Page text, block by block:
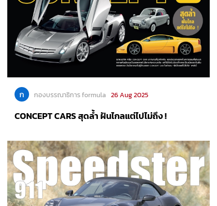
ก กองบรรณาธิการ formula 26 Aug 2025
CONCEPT CARS สุดล้ำ ฝันไกลแต่ไปไม่ถึง !